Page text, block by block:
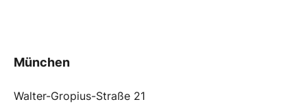
München
Walter-Gropius-Straße 21